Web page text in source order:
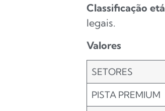
Classificação
legais.
Valores
SETORES
PISTA PREMIUM